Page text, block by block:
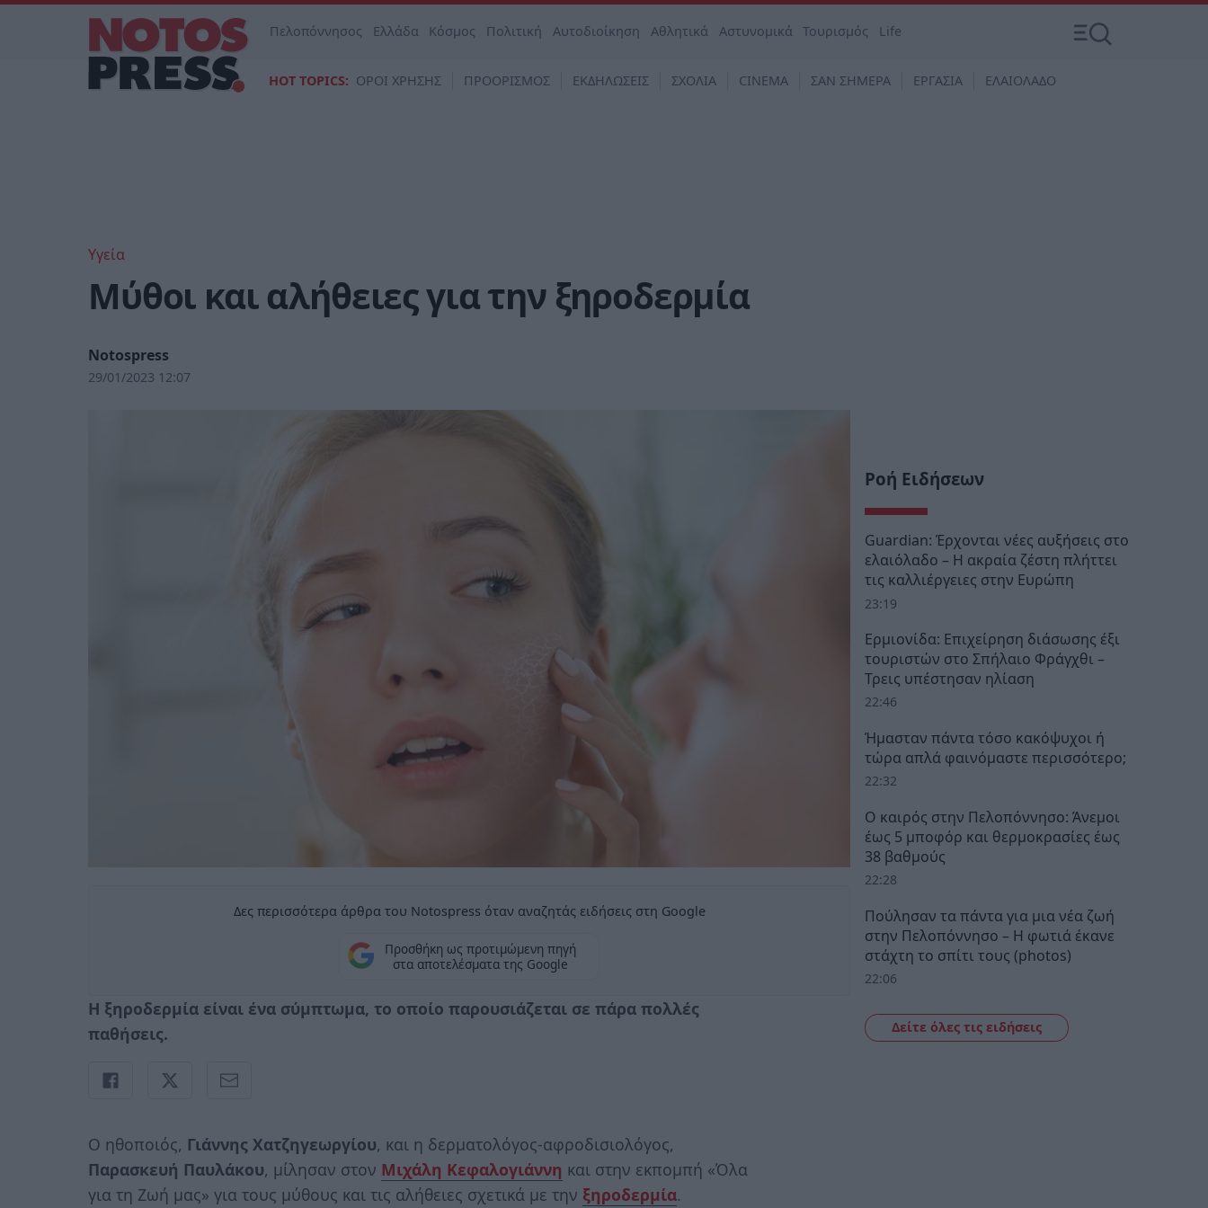
Πελοπόννησος Ελλάδα Κόσμος Πολιτική Αυτοδιοίκηση Αθλητικά Αστυνομικά Τουρισμός Life
HOT TOPICS: ΟΡΟΙ ΧΡΗΣΗΣ ΠΡΟΟΡΙΣΜΟΣ ΕΚΔΗΛΩΣΕΙΣ ΣΧΟΛΙΑ CINEMA ΣΑΝ ΣΗΜΕΡΑ ΕΡΓΑΣΙΑ ΕΛΑΙΟΛΑΔΟ
Υγεία
Μύθοι και αλήθειες για την ξηροδερμία
Notospress
29/01/2023 12:07
Δες περισσότερα άρθρα του Notospress όταν αναζητάς ειδήσεις στη Google
Προσθήκη ως προτιμώμενη πηγή
στα αποτελέσματα της Google
Η ξηροδερμία είναι ένα σύμπτωμα, το οποίο παρουσιάζεται σε πάρα πολλές
παθήσεις.
Ο ηθοποιός, Γιάννης Χατζηγεωργίου, και η δερματολόγος-αφροδισιολόγος,
Παρασκευή Παυλάκου, μίλησαν στον Μιχάλη Κεφαλογιάννη και στην εκπομπή «Όλα
για τη Ζωή μας» για τους μύθους και τις αλήθειες σχετικά με την ξηροδερμία.
Ροή Ειδήσεων
Guardian: Έρχονται νέες αυξήσεις στο
ελαιόλαδο – Η ακραία ζέστη πλήττει
τις καλλιέργειες στην Ευρώπη
23:19
Ερμιονίδα: Επιχείρηση διάσωσης έξι
τουριστών στο Σπήλαιο Φράγχθι –
Τρεις υπέστησαν ηλίαση
22:46
Ήμασταν πάντα τόσο κακόψυχοι ή
τώρα απλά φαινόμαστε περισσότερο;
22:32
Ο καιρός στην Πελοπόννησο: Άνεμοι
έως 5 μποφόρ και θερμοκρασίες έως
38 βαθμούς
22:28
Πούλησαν τα πάντα για μια νέα ζωή
στην Πελοπόννησο – Η φωτιά έκανε
στάχτη το σπίτι τους (photos)
22:06
Δείτε όλες τις ειδήσεις